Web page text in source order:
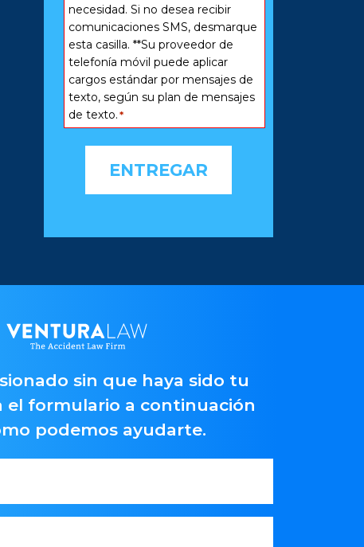
necesidad. Si no desea recibir
comunicaciones SMS, desmarque
esta casilla. **Su proveedor de
telefonía móvil puede aplicar
cargos estándar por mensajes de
texto, según su plan de mensajes
de texto.*
sin que haya sido tu
el formulario a continuación
podemos ayudarte.